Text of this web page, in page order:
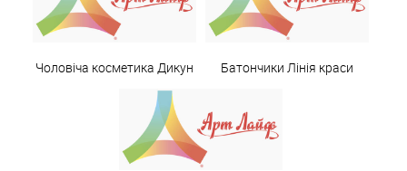
Чоловіча косметика Дикун Батончики Лінія краси